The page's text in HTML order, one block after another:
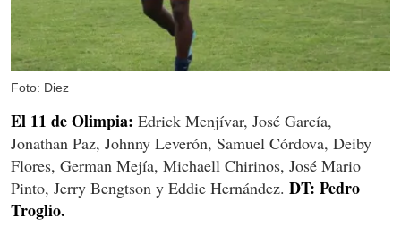
Foto: Diez
El 11 de Olimpia: Edrick Menjívar, José García,
Jonathan Paz, Johnny Leverón, Samuel Córdova, Deiby
Flores, German Mejía, Michaell Chirinos, José Mario
Pinto, Jerry Bengtson y Eddie Hernández. DT: Pedro
Troglio.